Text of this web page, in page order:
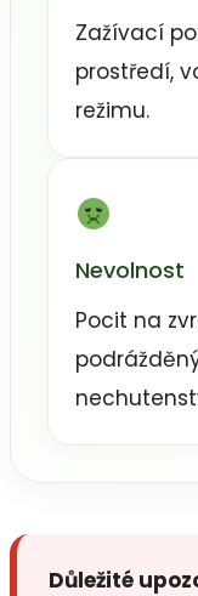
Zažívací
prostředí,
režimu.
Nevolnost
Pocit na
Důležité